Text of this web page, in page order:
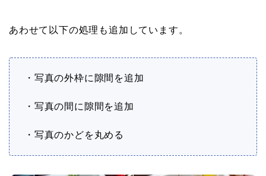
あわせて以下の処理も追加しています。
・写真の外枠に隙間を追加
・写真の間に隙間を追加
・写真のかどを丸める